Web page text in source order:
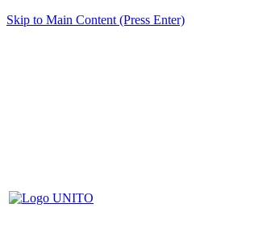
Skip to Main Content (Press Enter)